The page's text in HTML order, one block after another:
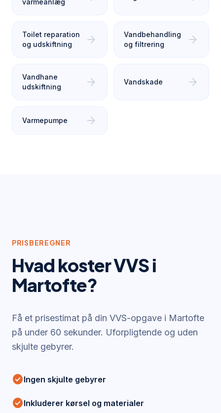
varmeanlæg
Toilet reparation
og udskiftning
arrow_forward
Vandbehandling
og filtrering
arrow_forward
Vandhane
udskiftning
arrow_forward Vandskade arrow_forward
Varmepumpe arrow_forward
PRISBEREGNER
Hvad koster VVS i
Martofte?
Få et prisestimat på din VVS-opgave i Martofte
på under 60 sekunder. Uforpligtende og uden
skjulte gebyrer.
check_circleIngen skjulte gebyrer
check_circleInkluderer kørsel og materialer